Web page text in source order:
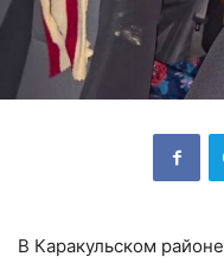
В Каракульском